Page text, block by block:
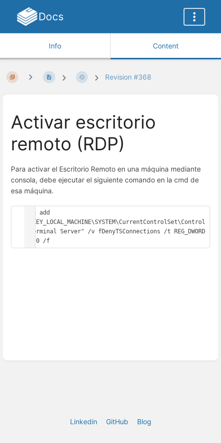
Docs
Info Content
Revision #368
Activar escritorio
remoto (RDP)
Para activar el Escritorio Remoto en una máquina mediante
consola, debe ejecutar el siguiente comando en la cmd de
esa máquina.
reg add
"HKEY_LOCAL_MACHINE\SYSTEM\CurrentControlSet\Control
\Terminal Server" /v fDenyTSConnections /t REG_DWORD
Linkedin GitHub Blog